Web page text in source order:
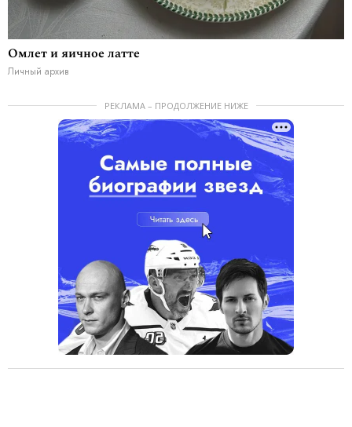
Омлет и яичное латте
Личный архив
РЕКЛАМА – ПРОДОЛЖЕНИЕ НИЖЕ